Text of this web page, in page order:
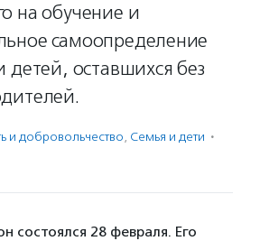
на обучение и
самоопределение
детей, оставшихся без
и доброволь­чест­во, Семья и дети ·
состоялся 28 февраля. Его